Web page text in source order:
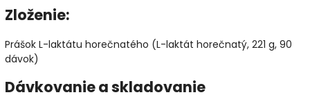
Zloženie:
Prášok L-laktátu horečnatého (L-laktát horečnatý, 221 g, 90
dávok)
Dávkovanie a skladovanie